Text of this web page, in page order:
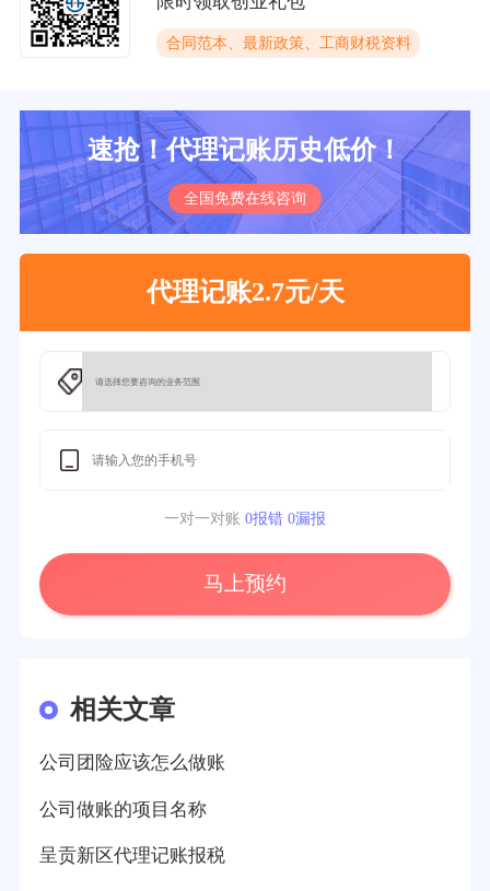
合同范本、最新政策、工商财税资料
速抢！代理记账历史低价！
全国免费在线咨询
代理记账2.7元/天
一对一对账 0报错 0漏报
马上预约
相关文章
公司团险应该怎么做账
公司做账的项目名称
呈贡新区代理记账报税